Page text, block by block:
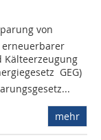
von
Kälteerzeugung
 GEG)
mehr